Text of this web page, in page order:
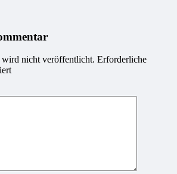
nicht veröffentlicht. Erforderliche